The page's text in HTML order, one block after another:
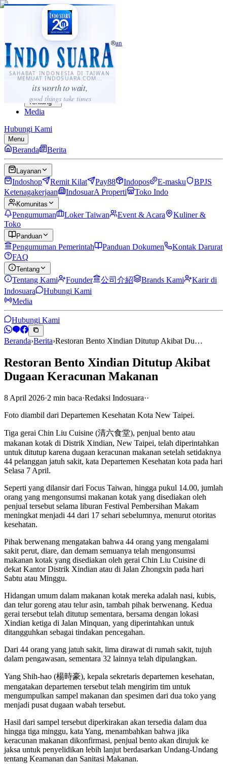
SAHABAT INDONESIA DI TAIWAN
MEMUAT INDOSUARA.COM...
its worth to wait,
good things take times
·...
⌘K
Sahabat Indonesia di Taiwan
Berita
Layanan
Komunitas
Panduan
Tentang
Media
Hubungi Kami
Menu
Beranda Berita
Layanan
Indoshop Remit Kilat Pay88 Indopos E-masku
BPJS
Ketenagakerjaan
IndosuarA Properti Toko Indo
Komunitas
Pengumuman Loker Taiwan Event & Acara
Kuliner &
Toko
Panduan
Pengumuman Pemerintah Panduan Dokumen
Kontak Darurat
FAQ
Tentang
Tentang Kami Founder 公司介紹 Brands Kami
Karir di
Indosuara
Hubungi Kami
Media
Hubungi Kami
Beranda›Berita›Restoran Bento Xindian Ditutup Akibat Du…
Restoran Bento Xindian Ditutup Akibat
Dugaan Keracunan Makanan
8 April 2026·2 min baca·Redaksi Indosuara··
Foto diambil dari Departemen Kesehatan Kota New Taipei.
Tiga gerai Chin Liu Cuisine (清六食堂), penjual bento atau
makanan kotak di Distrik Xindian, New Taipei, telah diperintahkan
untuk ditutup karena dugaan keracunan makanan setelah setidaknya
44 pelanggan jatuh sakit, kata Departemen Kesehatan kota pada hari
Selasa 7 April.
Seperti yang dilansir dari Focus Taiwan, hingga pukul 14.00, jumlah
orang yang mengonsumsi makanan kotak yang disediakan oleh
penjual tersebut selama liburan Festival Pembersihan Makam
meningkat menjadi 44 dari 17 sehari sebelumnya, menurut otoritas
kesehatan.
Pihak berwenang mengatakan bahwa 44 orang yang mengalami
sakit perut, diare, dan demam semuanya telah mengonsumsi
makanan kotak yang disediakan oleh gerai Chin Liu Cuisine di
dekat Kantor Distrik Xindian atau di Jalan Zhongxin pada hari
Sabtu atau Minggu.
Hidangan umum dalam makanan kotak mereka adalah nasi, kubis,
dan telur goreng atau telur asin, tambah pihak berwenang. Kedua
gerai tersebut telah ditutup sementara, bersama dengan lokasi
Xindian ketiga di Jalan Minquan, yang diperintahkan untuk
ditangguhkan sebagai tindakan pencegahan.
Dari 44 orang yang jatuh sakit, lima dirawat di rumah sakit, tujuh
dalam pengawasan, sementara 32 lainnya telah dipulangkan.
Yang Shih-hao (楊時豪), kepala sekretaris departemen kesehatan,
mengatakan departemen tersebut telah mengirim tim untuk
mengumpulkan sampel makanan dan spesimen dari dua toko yang
menjadi pusat dugaan wabah tersebut.
Hasil dari sampel tersebut diperkirakan akan tersedia dalam dua
hingga tiga minggu, kata Yang, menambahkan bahwa jika
keracunan makanan dikonfirmasi, penjual bento akan dirujuk ke
jaksa untuk penyelidikan lebih lanjut berdasarkan Undang-Undang
tentang Keamanan dan Sanitasi Makanan.